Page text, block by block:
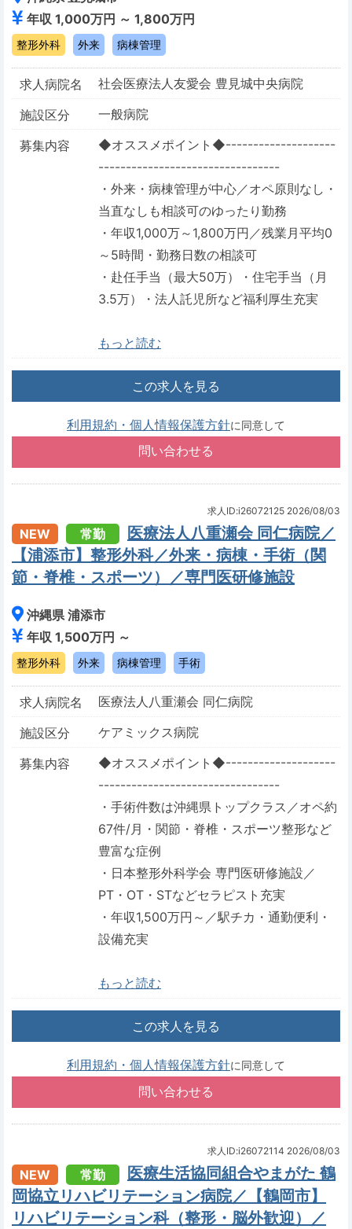
年収 1,000万円 ～ 1,800万円
整形外科 外来 病棟管理
求人病院名
社会医療法人友愛会 豊見城中央病院
施設区分
一般病院
募集内容
◆オススメポイント◆--------------------
---------------------------------
・外来・病棟管理が中心／オペ原則なし・
当直なしも相談可のゆったり勤務
・年収1,000万～1,800万円／残業月平均0
～5時間・勤務日数の相談可
・赴任手当（最大50万）・住宅手当（月
3.5万）・法人託児所など福利厚生充実
もっと読む
この求人を見る
利用規約・個人情報保護方針に同意して
求人ID:i26072125 2026/08/03
NEW 常勤
医療法人八重瀬会 同仁病院／
【浦添市】整形外科／外来・病棟・手術（関
節・脊椎・スポーツ）／専門医研修施設
沖縄県 浦添市
年収 1,500万円 ～
整形外科 外来 病棟管理 手術
求人病院名
医療法人八重瀬会 同仁病院
施設区分
ケアミックス病院
募集内容
◆オススメポイント◆--------------------
---------------------------------
・手術件数は沖縄県トップクラス／オペ約
67件/月・関節・脊椎・スポーツ整形など
豊富な症例
・日本整形外科学会 専門医研修施設／
PT・OT・STなどセラピスト充実
・年収1,500万円～／駅チカ・通勤便利・
設備充実
もっと読む
この求人を見る
利用規約・個人情報保護方針に同意して
求人ID:i26072114 2026/08/03
NEW 常勤
医療生活協同組合やまがた 鶴
岡協立リハビリテーション病院／【鶴岡市】
リハビリテーション科（整形・脳外歓迎）／